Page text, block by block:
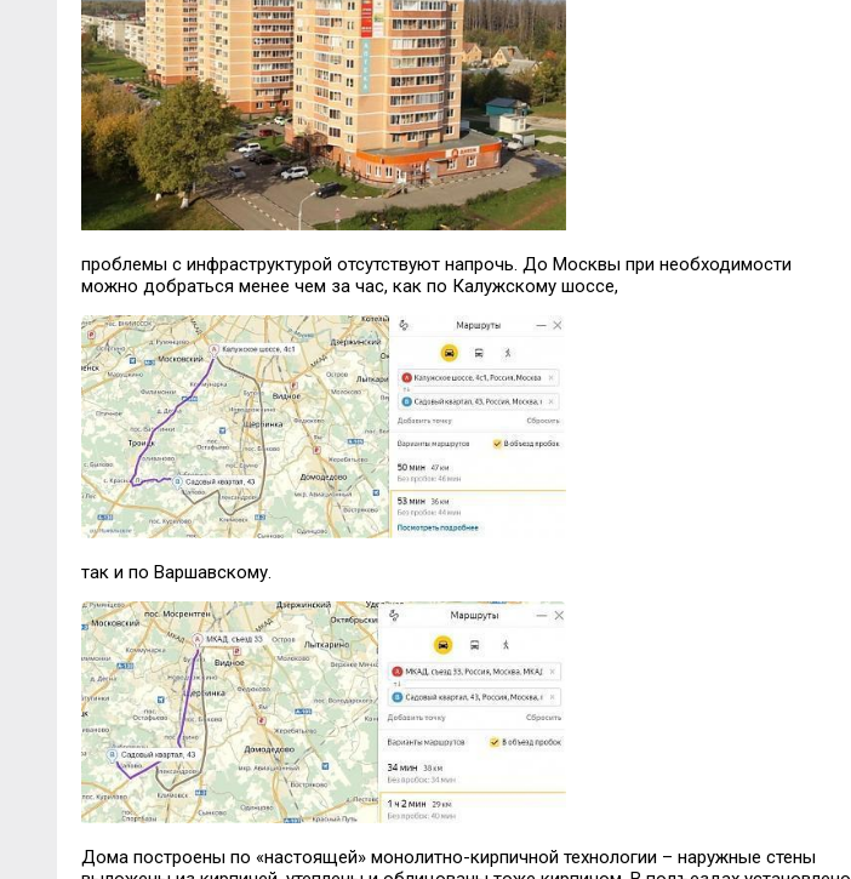
проблемы с инфраструктурой отсутствуют напрочь. До Москвы при необходимости
можно добраться менее чем за час, как по Калужскому шоссе,
так и по Варшавскому.
Дома построены по «настоящей» монолитно-кирпичной технологии – наружные стены